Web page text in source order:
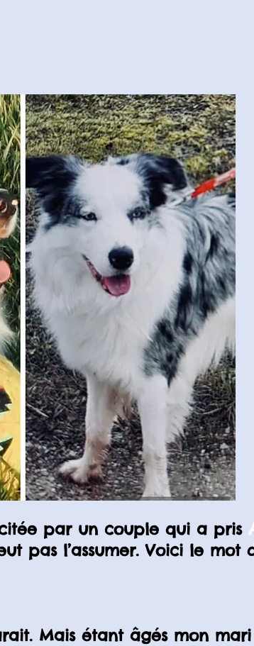
par un couple qui a pris
pas l’assumer. Voici le mot
Mais étant âgés mon